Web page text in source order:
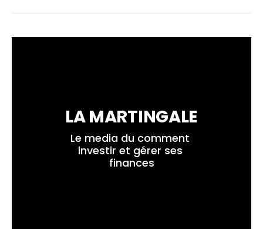
LA MARTINGALE
Le media du comment
investir et gérer ses
finances